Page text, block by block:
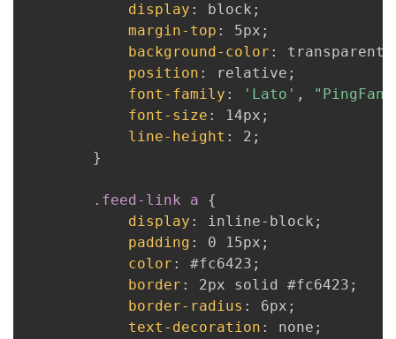
display : block ;
margin-top : 5px ;
background-color : transparent
position : relative ;
font-family : 'Lato' ,
font-size : 14px ;
line-height : 2 ;
}
.feed-link a
{
display : inline-block ;
padding : 0 15px ;
color : #fc6423 ;
border : 2px solid #fc6423 ;
border-radius : 6px ;
text-decoration : none ;